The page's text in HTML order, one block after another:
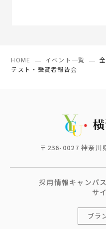
HOME イベント一覧
テスト・受賞者報告会
〒236-0027 神奈川
採用情報キャンパ
サ
ブラ